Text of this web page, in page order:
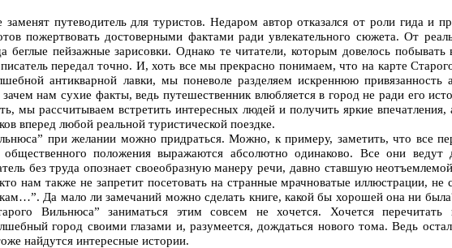
путеводитель для туристов. Недаром автор отказался от роли гида и
пожертвовать достоверными фактами ради увлекательного сюжета. От
беглые пейзажные зарисовки. Однако те читатели, которым довелось побывать
передал точно. И, хоть все мы прекрасно понимаем, что на карте
антикварной лавки, мы поневоле разделяем искреннюю привязанность
нам сухие факты, ведь путешественник влюбляется в город не ради его
мы рассчитываем встретить интересных людей и получить яркие впечатления,
вперед любой реальной туристической поездке.
при желании можно придраться. Можно, к примеру, заметить, что все
положения выражаются абсолютно одинаково. Все они ведут
без труда опознает своеобразную манеру речи, давно ставшую
нам также не запретит посетовать на странные мрачноватые иллюстрации, не
Да мало ли замечаний можно сделать книге, какой бы хорошей она ни
Вильнюса” заниматься этим совсем не хочется. Хочется перечитать
город своими глазами и, разумеется, дождаться нового тома. Ведь
найдутся интересные истории.